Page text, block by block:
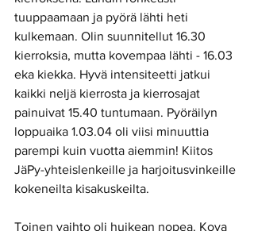
tuuppaamaan ja pyörä lähti heti
kulkemaan. Olin suunnitellut 16.30
kierroksia, mutta kovempaa lähti - 16.03
eka kiekka. Hyvä intensiteetti jatkui
kaikki neljä kierrosta ja kierrosajat
painuivat 15.40 tuntumaan. Pyöräilyn
loppuaika 1.03.04 oli viisi minuuttia
parempi kuin vuotta aiemmin! Kiitos
JäPy-yhteislenkeille ja harjoitusvinkeille
kokeneilta kisakuskeilta.
Toinen vaihto oli huikean nopea. Kova